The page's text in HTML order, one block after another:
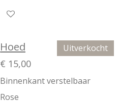
Uitverkocht
Hoed
€ 15,00
Binnenkant verstelbaar
Rose